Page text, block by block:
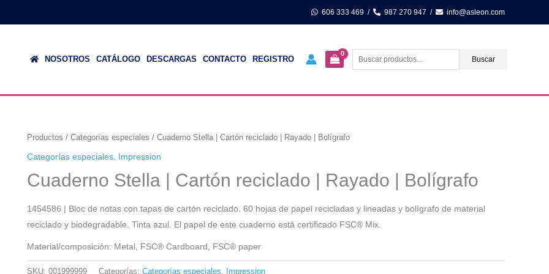
606 333 469 / 987 270 947 / info@asleon.com
NOSOTROS CATÁLOGO DESCARGAS CONTACTO REGISTRO
por:
Buscar
Productos / Categorías especiales / Cuaderno Stella | Cartón reciclado | Rayado | Bolígrafo
Categorías especiales Impression
Cuaderno Stella | Cartón reciclado | Rayado | Bolígrafo
1454586 | Bloc de notas con tapas de cartón reciclado. 60 hojas de papel recicladas y lineadas y bolígrafo de material
reciclado y biodegradable. Tinta azul. El papel de este cuaderno está certificado FSC® Mix.
Material/composición: Metal, FSC® Cardboard, FSC® paper
SKU: 001999999 Categorías: Categorías especiales, Impression